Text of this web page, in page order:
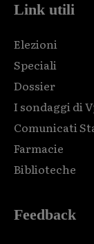
Link utili
Elezioni
Speciali
Dossier
I sondaggi di
Comunicati
Farmacie
Biblioteche
Feedback